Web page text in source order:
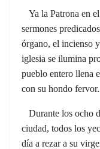
Ya la Patrona en
sermones
órgano, el incienso
iglesia se ilumina
pueblo entero llena
con su hondo fervor.
Durante los ocho
ciudad, todos los
día a rezar a su